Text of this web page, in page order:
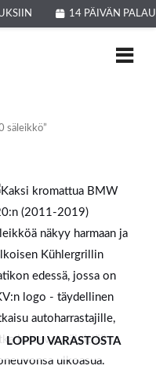
14 PÄIVÄN
säleikkö”
LOPPU VARASTOSTA